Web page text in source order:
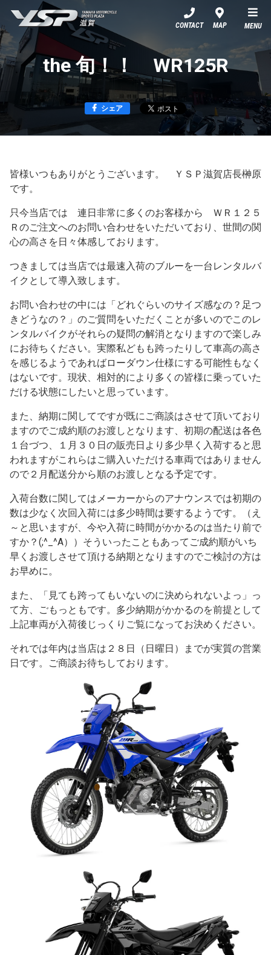
CONTACT MAP MENU
the 旬！！ WR125R
シェア
皆様いつもありがとうございます。 ＹＳＰ滋賀店長榊原
です。
只今当店では 連日非常に多くのお客様から ＷＲ１２５
Ｒのご注文へのお問い合わせをいただいており、世間の関
心の高さを日々体感しております。
つきましては当店では最速入荷のブルーを一台レンタルバ
イクとして導入致します。
お問い合わせの中には「どれぐらいのサイズ感なの？足つ
きどうなの？」のご質問をいただくことが多いのでこのレ
ンタルバイクがそれらの疑問の解消となりますので楽しみ
にお待ちください。実際私どもも跨ったりして車高の高さ
を感じるようであればローダウン仕様にする可能性もなく
はないです。現状、相対的により多くの皆様に乗っていた
だける状態にしたいと思っています。
また、納期に関してですが既にご商談はさせて頂いており
ますのでご成約順のお渡しとなります、初期の配送は各色
１台づつ、１月３０日の販売日より多少早く入荷すると思
われますがこれらはご購入いただける車両ではありません
ので２月配送分から順のお渡しとなる予定です。
入荷台数に関してはメーカーからのアナウンスでは初期の
数は少なく次回入荷には多少時間は要するようです。（え
～と思いますが、今や入荷に時間がかかるのは当たり前で
すか？(;^_^A））そういったこともあってご成約順がいち
早くお渡しさせて頂ける納期となりますのでご検討の方は
お早めに。
また、「見ても跨ってもいないのに決められないよっ」っ
て方、ごもっともです。多少納期がかかるのを前提として
上記車両が入荷後じっくりご覧になってお決めください。
それでは年内は当店は２８日（日曜日）までが実質の営業
日です。ご商談お待ちしております。